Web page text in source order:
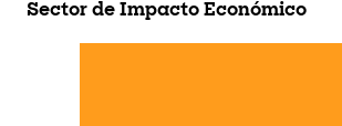
Sector de Impacto Económico